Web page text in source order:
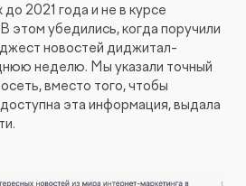
2021 года и не в курсе
этом убедились, когда поручили
новостей диджитал-
неделю. Мы указали точный
вместо того, чтобы
эта информация, выдала